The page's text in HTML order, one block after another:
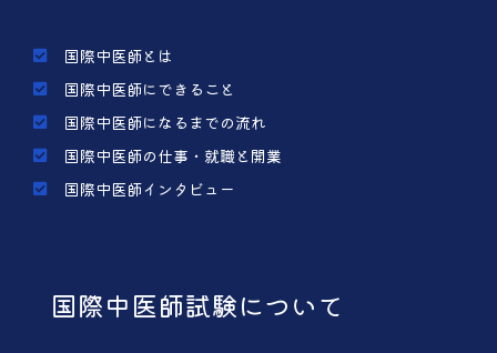
国際中医師とは
国際中医師にできること
国際中医師になるまでの流れ
国際中医師の仕事・就職と開業
国際中医師インタビュー
国際中医師試験について